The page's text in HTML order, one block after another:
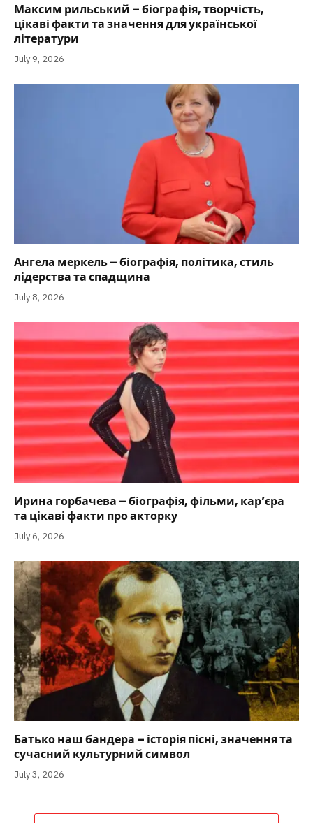
Максим рильський – біографія, творчість,
цікаві факти та значення для української
літератури
July 9, 2026
Ангела меркель – біографія, політика, стиль
лідерства та спадщина
July 8, 2026
Ирина горбачева – біографія, фільми, кар’єра
та цікаві факти про акторку
July 6, 2026
Батько наш бандера – історія пісні, значення та
сучасний культурний символ
July 3, 2026